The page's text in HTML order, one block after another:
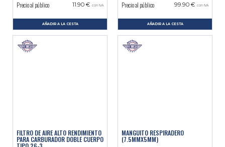
Precio al público 11.90 € con IVA
AÑADIR A LA CESTA
Precio al público 99.90 € con IVA
AÑADIR A LA CESTA
FILTRO DE AIRE ALTO RENDIMIENTO
PARA CARBURADOR DOBLE CUERPO
MANGUITO RESPIRADERO
(7.5MMX5MM)